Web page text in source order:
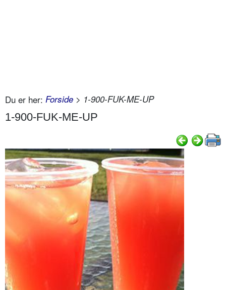
Du er her: Forside > 1-900-FUK-ME-UP
1-900-FUK-ME-UP